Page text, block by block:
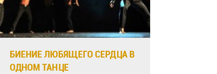
БИЕНИЕ ЛЮБЯЩЕГО СЕРДЦА В
ОДНОМ ТАНЦЕ